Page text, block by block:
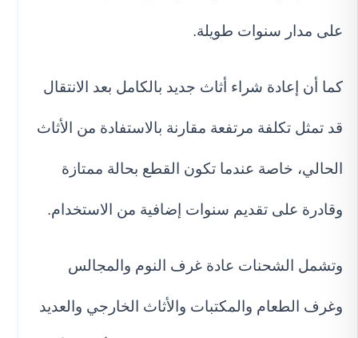
على مدار سنوات طويلة.
كما أن إعادة شراء أثاث جديد بالكامل بعد الانتقال
قد تمثل تكلفة مرتفعة مقارنة بالاستفادة من الأثاث
الحالي، خاصة عندما تكون القطع بحالة ممتازة
وقادرة على تقديم سنوات إضافية من الاستخدام.
وتشمل الشحنات عادة غرف النوم والمجالس
وغرف الطعام والمكتبات والأثاث الخارجي والعديد